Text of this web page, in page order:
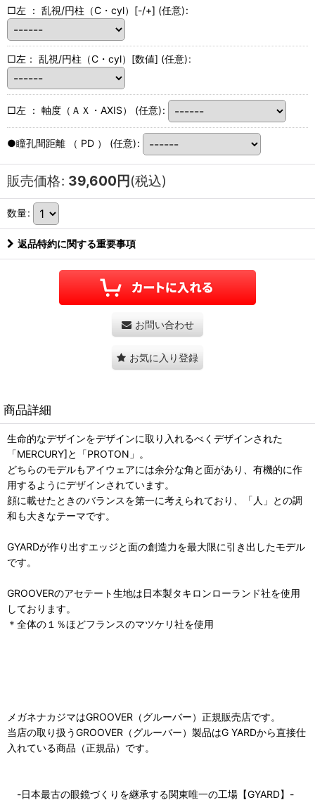
□左 ： 乱視/円柱（C・cyl）[-/+] (任意):
□左： 乱視/円柱（C・cyl）[数値] (任意):
□左 ： 軸度（ＡＸ・AXIS） (任意):
●瞳孔間距離 （ PD ） (任意):
販売価格: 39,600 円 (税込)
数量:
返品特約に関する重要事項
お問い合わせ
お気に入り登録
商品詳細
生命的なデザインをデザインに取り入れるべくデザインされた
「MERCURY]と「PROTON」。
どちらのモデルもアイウェアには余分な角と面があり、有機的に作
用するようにデザインされています。
顔に載せたときのバランスを第一に考えられており、「人」との調
和も大きなテーマです。
GYARDが作り出すエッジと面の創造力を最大限に引き出したモデル
です。
GROOVERのアセテート生地は日本製タキロンローランド社を使用
しております。
＊全体の１％ほどフランスのマツケリ社を使用
メガネナカジマはGROOVER（グルーバー）正規販売店です。
当店の取り扱うGROOVER（グルーバー）製品はG YARDから直接仕
入れている商品（正規品）です。
-日本最古の眼鏡づくりを継承する関東唯一の工場【GYARD】-